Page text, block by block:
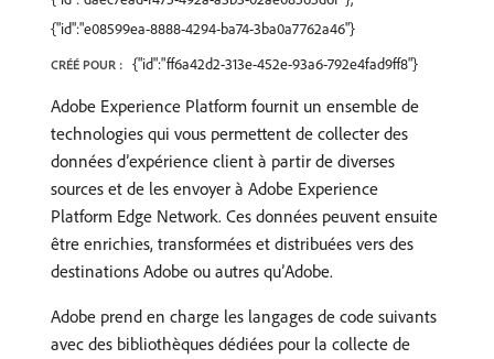
{"id":"e08599ea-8888-4294-ba74-3ba0a7762a46"}
CRÉÉ POUR : {"id":"ff6a42d2-313e-452e-93a6-792e4fad9ff8"}
Adobe Experience Platform fournit un ensemble de
technologies qui vous permettent de collecter des
données d’expérience client à partir de diverses
sources et de les envoyer à Adobe Experience
Platform Edge Network. Ces données peuvent ensuite
être enrichies, transformées et distribuées vers des
destinations Adobe ou autres qu’Adobe.
Adobe prend en charge les langages de code suivants
avec des bibliothèques dédiées pour la collecte de